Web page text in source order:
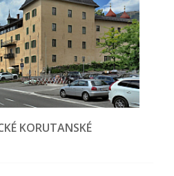
KORUTANSKÉ